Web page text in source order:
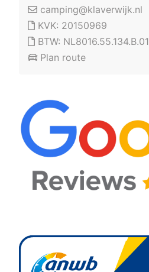
camping@klaverwijk.nl
KVK: 20150969
BTW: NL8016.55.134.B.01
Plan route